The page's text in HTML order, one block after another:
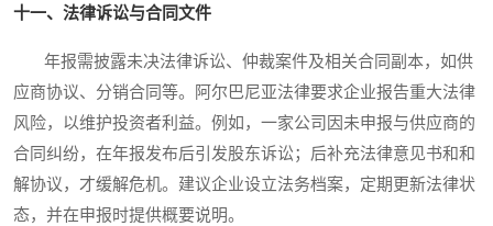
十一、法律诉讼与合同文件
年报需披露未决法律诉讼、仲裁案件及相关合同副本，如供
应商协议、分销合同等。阿尔巴尼亚法律要求企业报告重大法律
风险，以维护投资者利益。例如，一家公司因未申报与供应商的
合同纠纷，在年报发布后引发股东诉讼；后补充法律意见书和和
解协议，才缓解危机。建议企业设立法务档案，定期更新法律状
态，并在申报时提供概要说明。